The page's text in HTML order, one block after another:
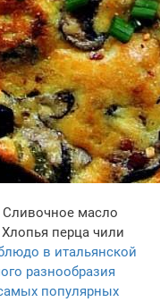
Сливочное масло
Хлопья перца чили
в итальянской
разнообразия
популярных